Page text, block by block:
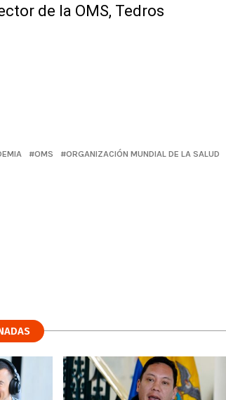
de la OMS, Tedros
OMS
ORGANIZACIÓN MUNDIAL DE LA SALUD